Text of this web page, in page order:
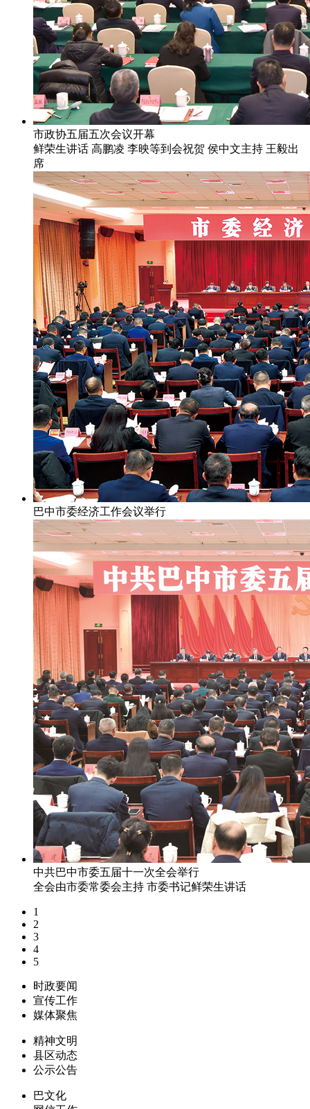
市政协五届五次会议开幕
鲜荣生讲话 高鹏凌 李映等到会祝贺 侯中文主持 王毅出
席
巴中市委经济工作会议举行
中共巴中市委五届十一次全会举行
全会由市委常委会主持 市委书记鲜荣生讲话
1
2
3
4
5
时政要闻
宣传工作
媒体聚焦
精神文明
县区动态
公示公告
巴文化